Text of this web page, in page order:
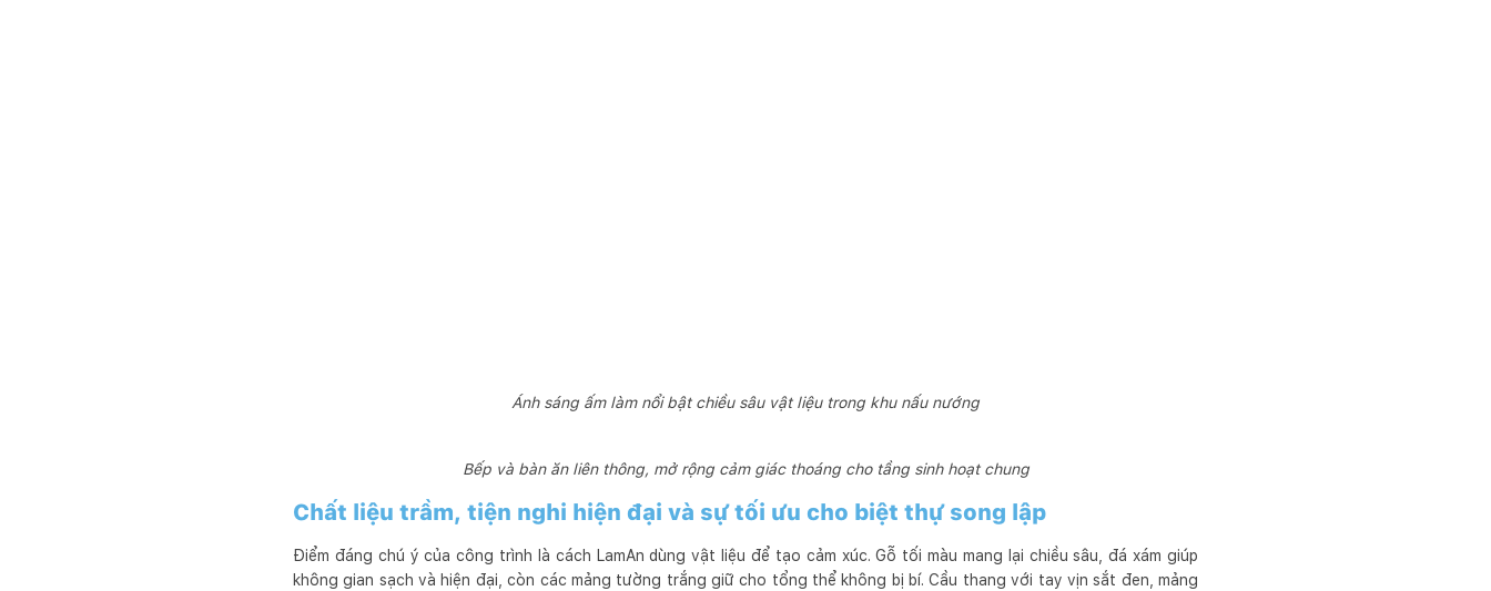
Ánh sáng ấm làm nổi bật chiều sâu vật liệu trong khu nấu nướng
Bếp và bàn ăn liên thông, mở rộng cảm giác thoáng cho tầng sinh hoạt chung
Chất liệu trầm, tiện nghi hiện đại và sự tối ưu cho biệt thự song lập
Điểm đáng chú ý của công trình là cách LamAn dùng vật liệu để tạo cảm xúc. Gỗ tối màu mang lại chiều sâu, đá xám giúp
không gian sạch và hiện đại, còn các mảng tường trắng giữ cho tổng thể không bị bí. Cầu thang với tay vịn sắt đen, mảng